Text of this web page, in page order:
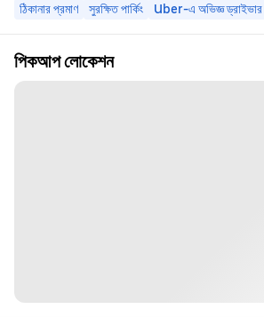
ঠিকানার প্রমাণ সুরক্ষিত পার্কিং Uber-এ অভিজ্ঞ ড্রাইভার
পিকআপ লোকেশন